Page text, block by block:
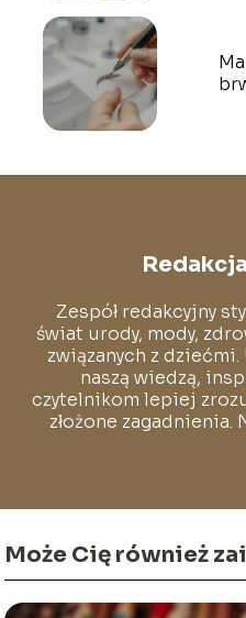
Zespół redakcyjny
świat urody, mody,
związanych z
naszą wiedzą,
czytelnikom lepiej
złożone zagadnienia.
Może Cię również